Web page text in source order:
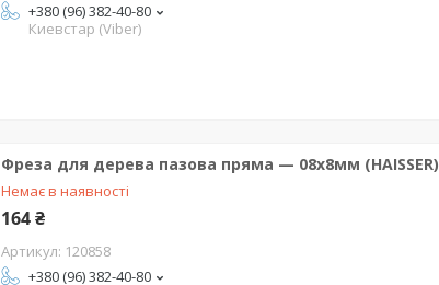
+380 (96) 382-40-80
Киевстар (Viber)
Фреза для дерева пазова пряма — 08х8мм (HAISSER)
Немає в наявності
164 ₴
120858
+380 (96) 382-40-80